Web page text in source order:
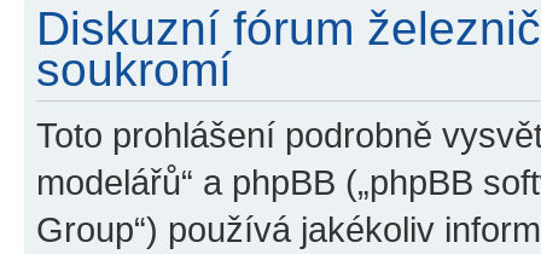
Diskuzní fórum
soukromí
Toto prohlášení podrobně
modelářů“ a phpBB („phpBB
Group“) používá jakékoliv